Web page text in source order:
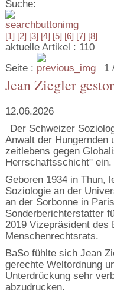
Suche:
[1] [2] [3] [4] [5] [6] [7] [8]
aktuelle Artikel : 110
Seite :
1
Jean Ziegler
12.06.2026
Der Schweizer
Anwalt der Hungernden
zeitlebens gegen
Herrschaftsschicht" ein.
Ge­boren 1934 in Thun,
Soziologie an der
an der Sorbonne in
Sonderberichterstatter
2019 Vizepräsident des
Menschenrechtsrats.
BaSo fühlte sich Jean
gerechte Weltordnung
Unterdrückung sehr
abzudrucken.